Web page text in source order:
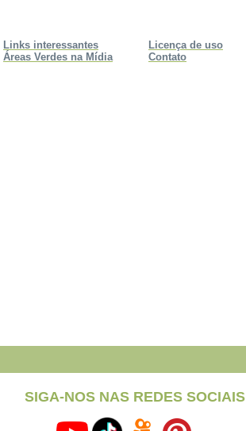
Licença de uso
Contato
Links interessantes
Áreas Verdes na Mídia
SIGA-NOS NAS REDES SOCIAIS